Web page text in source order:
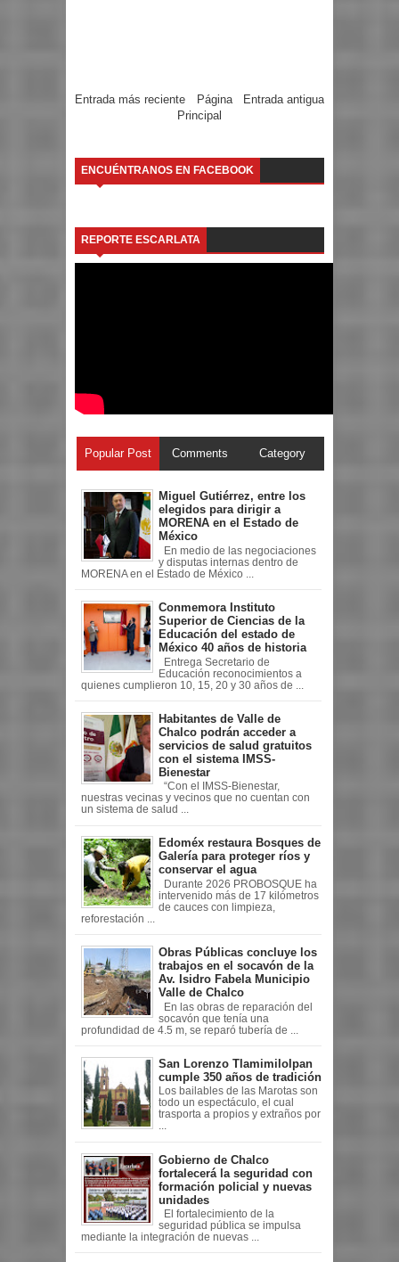
Entrada más reciente Entrada antigua
Página
Principal
ENCUÉNTRANOS EN FACEBOOK
REPORTE ESCARLATA
Popular Post Comments Category
Miguel Gutiérrez, entre los
elegidos para dirigir a
MORENA en el Estado de
México
En medio de las negociaciones
y disputas internas dentro de
MORENA en el Estado de México ...
Conmemora Instituto
Superior de Ciencias de la
Educación del estado de
México 40 años de historia
Entrega Secretario de
Educación reconocimientos a
quienes cumplieron 10, 15, 20 y 30 años de ...
Habitantes de Valle de
Chalco podrán acceder a
servicios de salud gratuitos
con el sistema IMSS-
Bienestar
“Con el IMSS-Bienestar,
nuestras vecinas y vecinos que no cuentan con
un sistema de salud ...
Edoméx restaura Bosques de
Galería para proteger ríos y
conservar el agua
Durante 2026 PROBOSQUE ha
intervenido más de 17 kilómetros
de cauces con limpieza,
reforestación ...
Obras Públicas concluye los
trabajos en el socavón de la
Av. Isidro Fabela Municipio
Valle de Chalco
En las obras de reparación del
socavón que tenía una
profundidad de 4.5 m, se reparó tubería de ...
San Lorenzo Tlamimilolpan
cumple 350 años de tradición
Los bailables de las Marotas son
todo un espectáculo, el cual
trasporta a propios y extraños por
...
Gobierno de Chalco
fortalecerá la seguridad con
formación policial y nuevas
unidades
El fortalecimiento de la
seguridad pública se impulsa
mediante la integración de nuevas ...